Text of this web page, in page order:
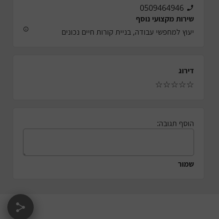
0509464946
שירות מקצועי נוסף
יעוץ למחפשי עבודה, בניית קורות חיים נכונים
דירוג
☆
☆
☆
☆
☆
הוסף תגובה:
שמור